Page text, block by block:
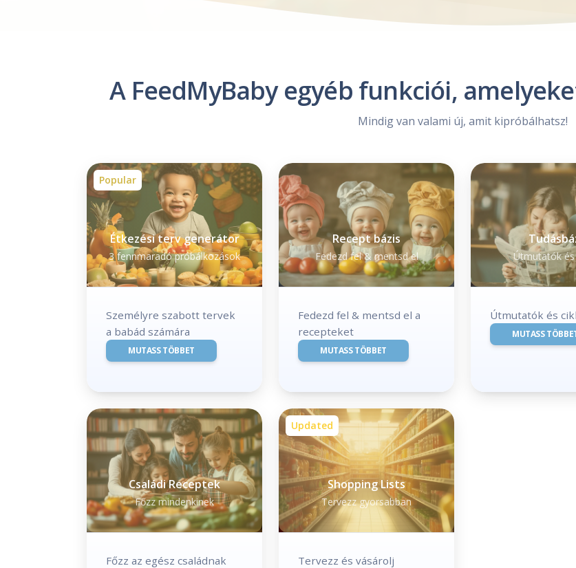
A FeedMyBaby egyéb funkciói,
Mindig van valami új, amit kipróbálhatsz!
Popular
Étkezési terv generátor
3fennmaradó próbálkozások
Személyre szabott tervek
a babád számára
MUTASS TÖBBET
Recept bázis
Fedezd fel & mentsd el
Fedezd fel & mentsd el a
recepteket
MUTASS TÖBBET
Útmutatók és
Útmutatók és
MUTASS
Családi Receptek
Főzz mindenkinek
Főzz az egész családnak
Updated
Shopping Lists
Tervezz gyorsabban
Tervezz és vásárolj